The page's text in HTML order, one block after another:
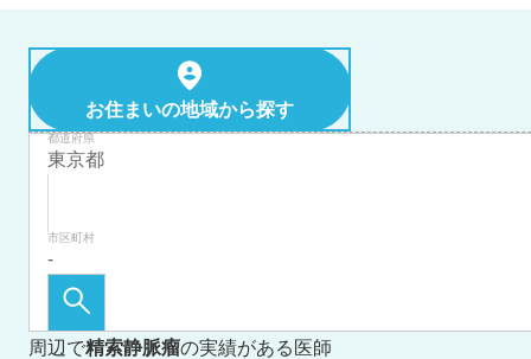
お住まいの地域から探す
都道府県
市区町村
周辺で精索静脈瘤の実績がある医師